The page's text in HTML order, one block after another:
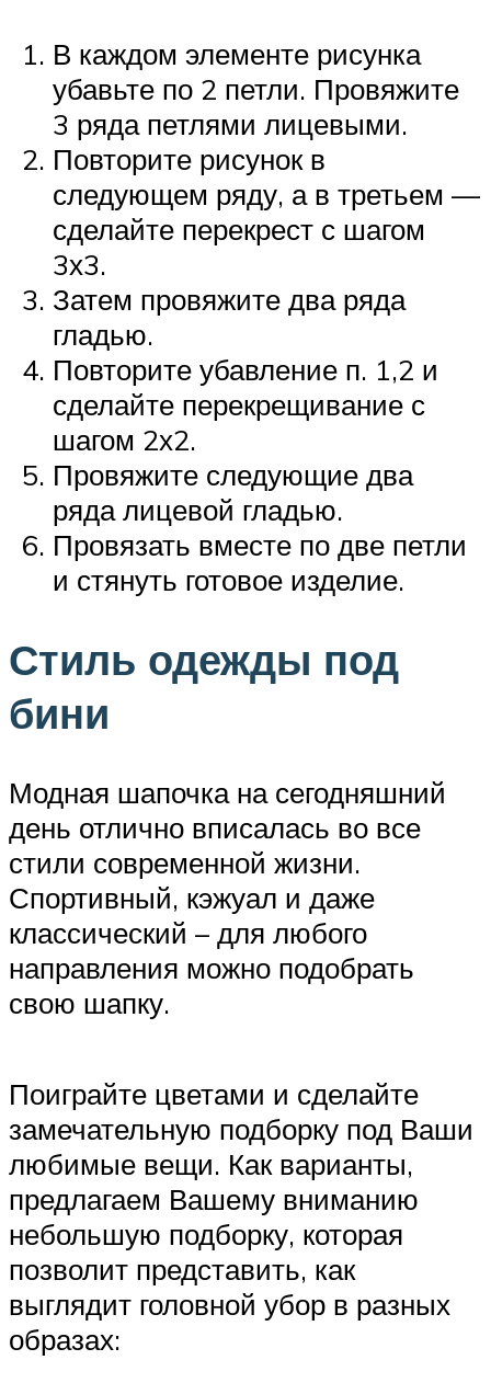
В каждом элементе рисунка
убавьте по 2 петли. Провяжите
3 ряда петлями лицевыми.
Повторите рисунок в
следующем ряду, а в третьем —
сделайте перекрест с шагом
3х3.
Затем провяжите два ряда
гладью.
Повторите убавление п. 1,2 и
сделайте перекрещивание с
шагом 2х2.
Провяжите следующие два
ряда лицевой гладью.
Провязать вместе по две петли
и стянуть готовое изделие.
Стиль одежды под
бини
Модная шапочка на сегодняшний
день отлично вписалась во все
стили современной жизни.
Спортивный, кэжуал и даже
классический – для любого
направления можно подобрать
свою шапку.
Поиграйте цветами и сделайте
замечательную подборку под Ваши
любимые вещи. Как варианты,
предлагаем Вашему вниманию
небольшую подборку, которая
позволит представить, как
выглядит головной убор в разных
образах: